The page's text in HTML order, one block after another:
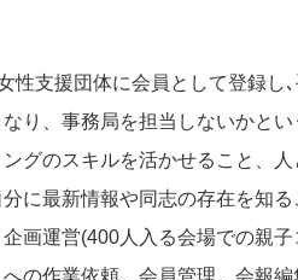
支援団体に会員として登録し､
なり、事務局を担当しないかと
グのスキルを活かせること、
に最新情報や同志の存在を知
画運営(400人入る会場での親
の作業依頼、会員管理、会報